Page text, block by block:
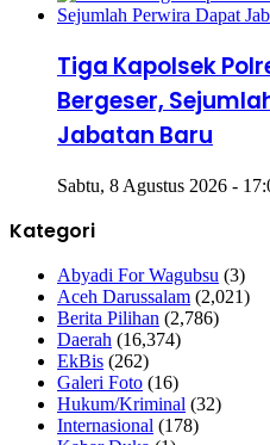
Tiga Kapolsek
Bergeser,
Jabatan Baru
Sabtu, 8 Agustus 2026 -
Kategori
Abyadi For Wagubsu (3)
Aceh Darussalam (2,021)
Berita Pilihan (2,786)
Daerah (16,374)
EkBis (262)
Galeri Foto (16)
Hukum/Kriminal (32)
Internasional (178)